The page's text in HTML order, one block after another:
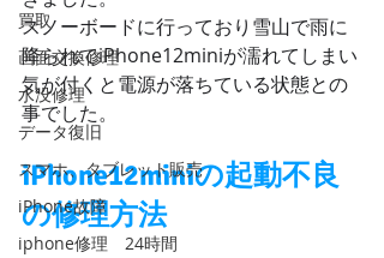
買取
画面交換修理
水没修理
データ復旧
スマホ、タブレット販売
iPhone故障
iphone修理 24時間
スノーボードに行っており雪山で雨に
降られてiPhone12miniが濡れてしまい
気が付くと電源が落ちている状態との
事でした。
iPhone12miniの起動不良
の修理方法